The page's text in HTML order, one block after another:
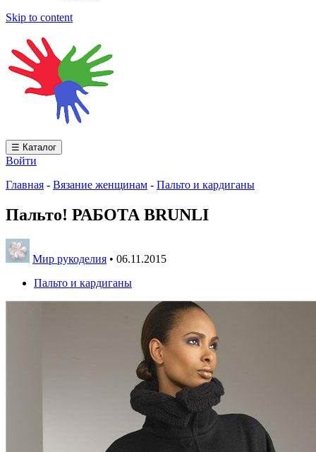
Skip to content
☰ Каталог
Войти
Главная - Вязание женщинам - Пальто и кардиганы
Пальто! РАБОТА BRUNLI
Мир рукоделия • 06.11.2015
Пальто и кардиганы